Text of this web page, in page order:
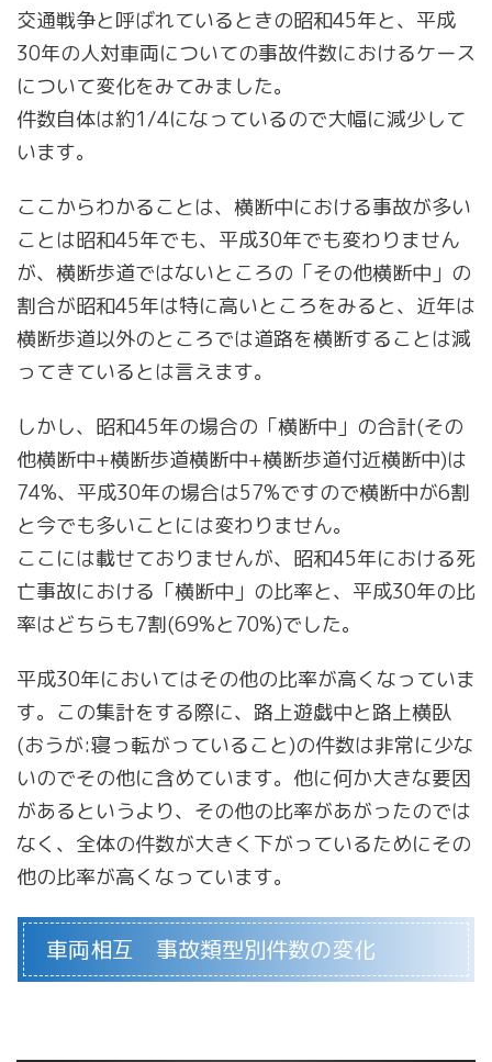
交通戦争と呼ばれているときの昭和45年と、平成
30年の人対車両についての事故件数におけるケース
について変化をみてみました。
件数自体は約1/4になっているので大幅に減少して
います。
ここからわかることは、横断中における事故が多い
ことは昭和45年でも、平成30年でも変わりません
が、横断歩道ではないところの「その他横断中」の
割合が昭和45年は特に高いところをみると、近年は
横断歩道以外のところでは道路を横断することは減
ってきているとは言えます。
しかし、昭和45年の場合の「横断中」の合計(その
他横断中+横断歩道横断中+横断歩道付近横断中)は
74%、平成30年の場合は57%ですので横断中が6割
と今でも多いことには変わりません。
ここには載せておりませんが、昭和45年における死
亡事故における「横断中」の比率と、平成30年の比
率はどちらも7割(69%と70%)でした。
平成30年においてはその他の比率が高くなっていま
す。この集計をする際に、路上遊戯中と路上横臥
(おうが:寝っ転がっていること)の件数は非常に少な
いのでその他に含めています。他に何か大きな要因
があるというより、その他の比率があがったのでは
なく、全体の件数が大きく下がっているためにその
他の比率が高くなっています。
車両相互 事故類型別件数の変化